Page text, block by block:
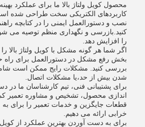
محصول کویل ولتاژ بالا ما برای عملکرد
کاربردهای الکتریکی سخت طراحی شده
نصب و دستورالعمل ایمنی را در کتابچه
کنید.بازرسی و نگهداری منظم توصیه می
را افزایش دهد.
اگر شما هر گونه مشکل با کویل ولتاژ بالا را
بخش رفع مشکل در دستورالعمل برای راه
بررسی کنید. مشکلات رایج ممکن است
شدن بیش از حد،یا مشکلات اتصال.
برای پشتیبانی فنی، تیم کارشناسان ما در
اندازی محصول، تشخیص و مشاوره تعمیر
قطعات جایگزین و خدمات تعمیر را برای
خرابی ارائه می دهیم.
برای به دست آوردن بهترین عملکرد از کویل